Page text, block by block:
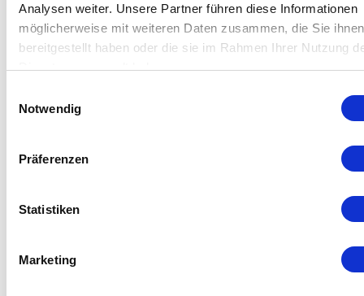
Analysen weiter. Unsere Partner führen diese Informationen
möglicherweise mit weiteren Daten zusammen, die Sie ihnen
bereitgestellt haben oder die sie im Rahmen Ihrer Nutzung
Dienste gesammelt haben.
Notwendig
Präferenzen
Statistiken
Marketing